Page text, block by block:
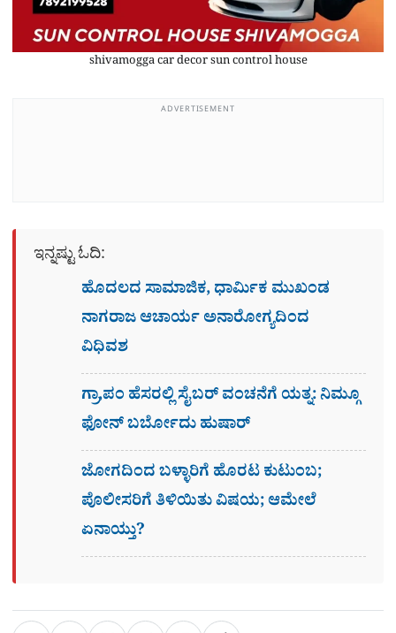
shivamogga car decor sun control house
ADVERTISEMENT
ಇನ್ನಷ್ಟು ಓದಿ:
ಹೊದಲದ ಸಾಮಾಜಿಕ, ಧಾರ್ಮಿಕ ಮುಖಂಡ
ನಾಗರಾಜ ಆಚಾರ್ಯ ಅನಾರೋಗ್ಯದಿಂದ
ವಿಧಿವಶ
ಗ್ರಾ,ಪಂ ಹೆಸರಲ್ಲಿ ಸೈಬ‌ರ್ ವಂಚನೆಗೆ ಯತ್ನ: ನಿಮ್ಗೂ
ಫೋನ್​ ಬರ್ಬೋದು ಹುಷಾರ್​​
ಜೋಗದಿಂದ ಬಳ್ಳಾರಿಗೆ ಹೊರಟ ಕುಟುಂಬ;
ಪೊಲೀಸರಿಗೆ ತಿಳಿಯಿತು ವಿಷಯ; ಆಮೇಲೆ
ಏನಾಯ್ತು?